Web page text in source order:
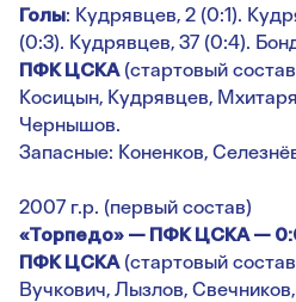
Голы: Кудрявцев, 2 (0:1).
(0:3). Кудрявцев, 37 (0:4).
ПФК ЦСКА(стартовый
Косицын, Кудрявцев,
Чернышов.
Запасные: Коненков,
2007 г.р. (первый состав)
«Торпедо» — ПФК ЦСКА —
ПФК ЦСКА(стартовый
Вучкович, Лызлов,